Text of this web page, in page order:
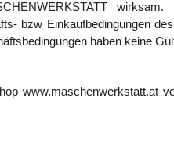
wirksam.
bzw Einkaufbedingungen
haben keine
www.maschenwerkstatt.at